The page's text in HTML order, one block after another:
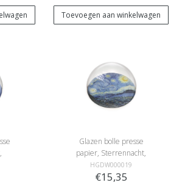
Toevoegen aan winkelwagen
Glazen bolle presse
papier, Sterrennacht,
Vincent van Gogh
HGDW000019
€15,35